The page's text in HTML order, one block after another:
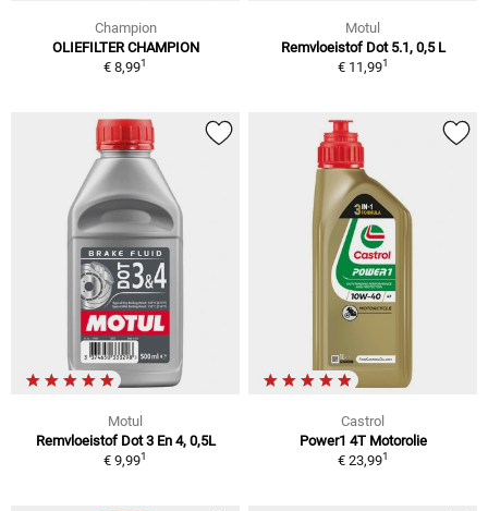
Champion
OLIEFILTER CHAMPION
€ 8,991
Motul
Remvloeistof Dot 5.1, 0,5 L
€ 11,991
Motul
Remvloeistof Dot 3 En 4, 0,5L
€ 9,991
Castrol
Power1 4T Motorolie
€ 23,991